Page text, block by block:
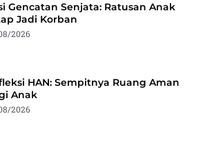
Gencatan Senjata: Ratusan Anak
Jadi Korban
2026
HAN: Sempitnya Ruang Aman
Anak
2026